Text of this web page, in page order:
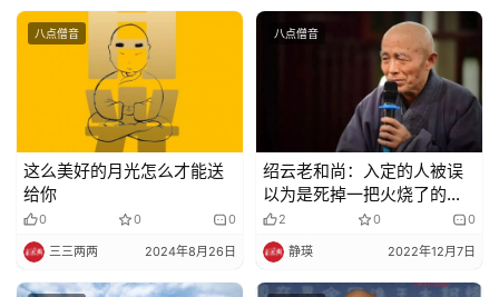
术
规
免
责
声
八点僧音
这么美好的月光怎么才能送
给你
0 0 0
三三两两 2024年8月26日
八点僧音
绍云老和尚：入定的人被误
以为是死掉一把火烧了的，
从古到今多了去了
2 0 0
静瑛 2022年12月7日